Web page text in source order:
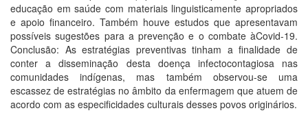
educação em saúde com materiais linguisticamente apropriados
e apoio financeiro. Também houve estudos que apresentavam
possíveis sugestões para a prevenção e o combate àCovid-19.
Conclusão: As estratégias preventivas tinham a finalidade de
conter a disseminação desta doença infectocontagiosa nas
comunidades indígenas, mas também observou-se uma
escassez de estratégias no âmbito da enfermagem que atuem de
acordo com as especificidades culturais desses povos originários.